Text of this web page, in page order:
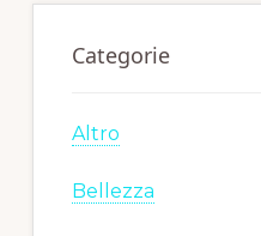
Categorie
Altro
Bellezza